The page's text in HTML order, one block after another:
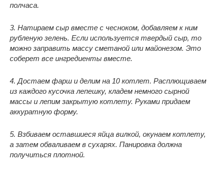
полчаса.
3. Натираем сыр вместе с чесноком, добавляем к ним
рубленую зелень. Если используется твердый сыр, то
можно заправить массу сметаной или майонезом. Это
соберет все ингредиенты вместе.
4. Достаем фарш и делим на 10 котлет. Расплющиваем
из каждого кусочка лепешку, кладем немного сырной
массы и лепим закрытую котлету. Руками придаем
аккуратную форму.
5. Взбиваем оставшиеся яйца вилкой, окунаем котлету,
а затем обваливаем в сухарях. Панировка должна
получиться плотной.